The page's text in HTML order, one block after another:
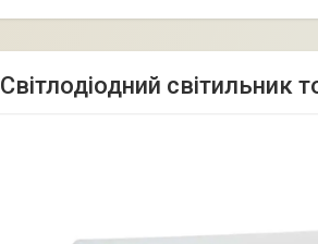
Світлодіодний